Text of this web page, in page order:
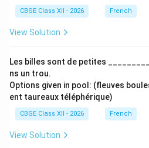
CBSE Class XII - 2026 French
View Solution
Les billes sont de petites
ns un trou.
Options given in pool: (fleuves
ent taureaux téléphérique)
CBSE Class XII - 2026 French
View Solution